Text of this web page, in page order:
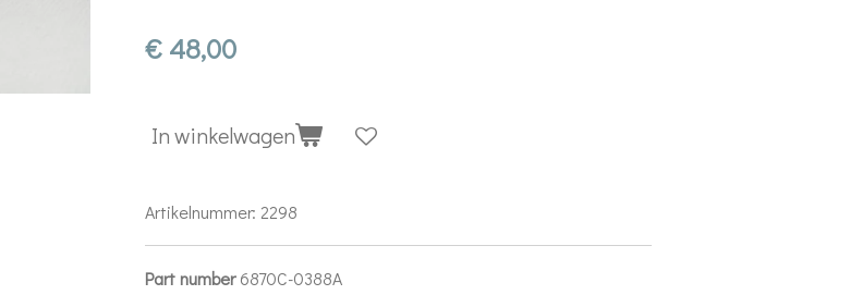
€ 48,00
In winkelwagen
Artikelnummer: 2298
Part number6870C-0388A